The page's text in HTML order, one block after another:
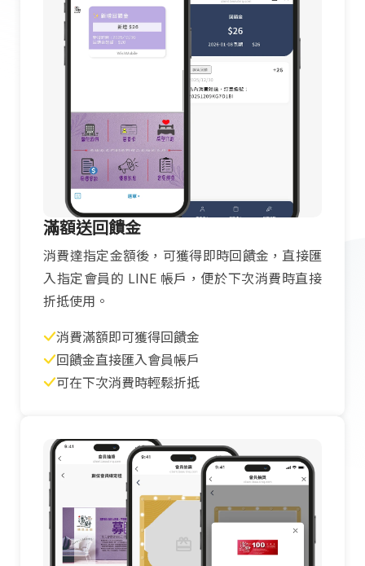
滿額送回饋金
消費達指定金額後，可獲得即時回饋金，直接匯
入指定會員的 LINE 帳戶，便於下次消費時直接
折抵使用。
消費滿額即可獲得回饋金
回饋金直接匯入會員帳戶
可在下次消費時輕鬆折抵